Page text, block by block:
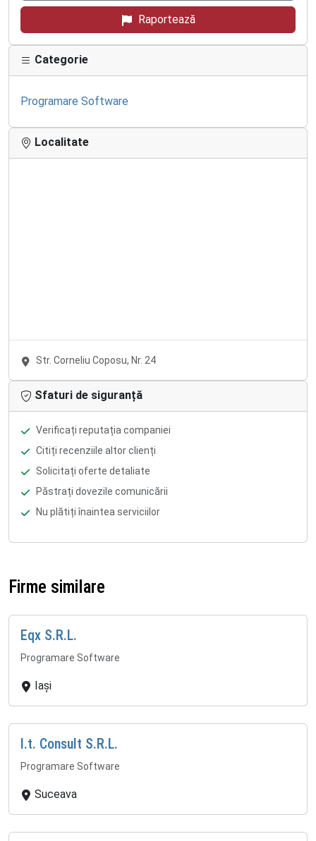
Raportează
Categorie
Programare Software
Localitate
Str. Corneliu Coposu, Nr. 24
Sfaturi de siguranță
Verificați reputația companiei
Citiți recenziile altor clienți
Solicitați oferte detaliate
Păstrați dovezile comunicării
Nu plătiți înaintea serviciilor
Firme similare
Eqx S.R.L.
Programare Software
Iași
I.t. Consult S.R.L.
Programare Software
Suceava